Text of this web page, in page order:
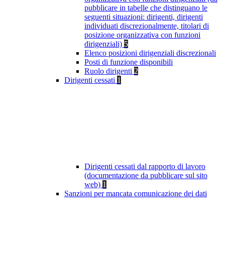
pubblicare in tabelle che distinguano le
seguenti situazioni: dirigenti, dirigenti
individuati discrezionalmente, titolari di
posizione organizzativa con funzioni
dirigenziali) 5
Elenco posizioni dirigenziali discrezionali
Posti di funzione disponibili
Ruolo dirigenti 2
Dirigenti cessati 1
Dirigenti cessati dal rapporto di lavoro
(documentazione da pubblicare sul sito
web) 1
Sanzioni per mancata comunicazione dei dati